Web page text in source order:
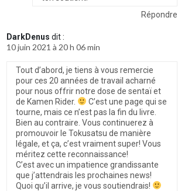
Répondre
DarkDenus dit :
10 juin 2021 à 20 h 06 min
Tout d’abord, je tiens à vous remercie
pour ces 20 années de travail acharné
pour nous offrir notre dose de sentaï et
de Kamen Rider.
C’est une page qui se
tourne, mais ce n’est pas la fin du livre.
Bien au contraire. Vous continuerez à
promouvoir le Tokusatsu de manière
légale, et ça, c’est vraiment super! Vous
méritez cette reconnaissance!
C’est avec un impatience grandissante
que j’attendrais les prochaines news!
Quoi qu’il arrive, je vous soutiendrais!